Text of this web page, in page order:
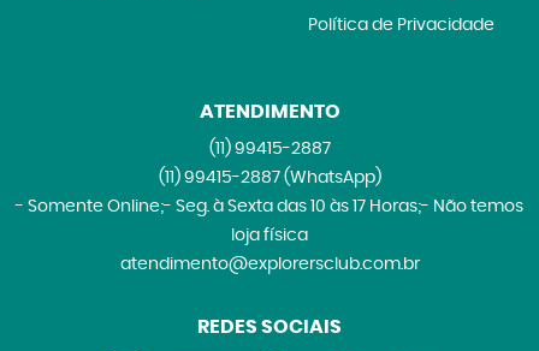
Política de Privacidade
ATENDIMENTO
(11)99415-2887
(11)99415-2887 (WhatsApp)
- Somente Online;- Seg. à Sexta das 10 às 17 Horas;- Não temos
loja física
atendimento@explorersclub.com.br
REDES SOCIAIS